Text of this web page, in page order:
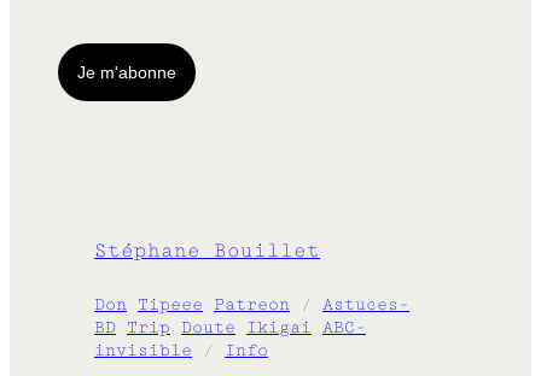
Stéphane Bouillet
Don Tipeee Patreon / Astuces-
BD Trip Doute Ikigai ABC-
invisible / Info